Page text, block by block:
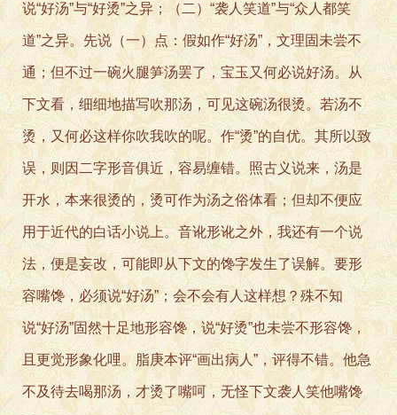
说“好汤”与“好烫”之异；（二）“袭人笑道”与“众人都笑
道”之异。先说（一）点：假如作“好汤”，文理固未尝不
通；但不过一碗火腿笋汤罢了，宝玉又何必说好汤。从
下文看，细细地描写吹那汤，可见这碗汤很烫。若汤不
烫，又何必这样你吹我吹的呢。作“烫”的自优。其所以致
误，则因二字形音俱近，容易缠错。照古义说来，汤是
开水，本来很烫的，烫可作为汤之俗体看；但却不便应
用于近代的白话小说上。音讹形讹之外，我还有一个说
法，便是妄改，可能即从下文的馋字发生了误解。要形
容嘴馋，必须说“好汤”；会不会有人这样想？殊不知
说“好汤”固然十足地形容馋，说“好烫”也未尝不形容馋，
且更觉形象化哩。脂庚本评“画出病人”，评得不错。他急
不及待去喝那汤，才烫了嘴呵，无怪下文袭人笑他嘴馋